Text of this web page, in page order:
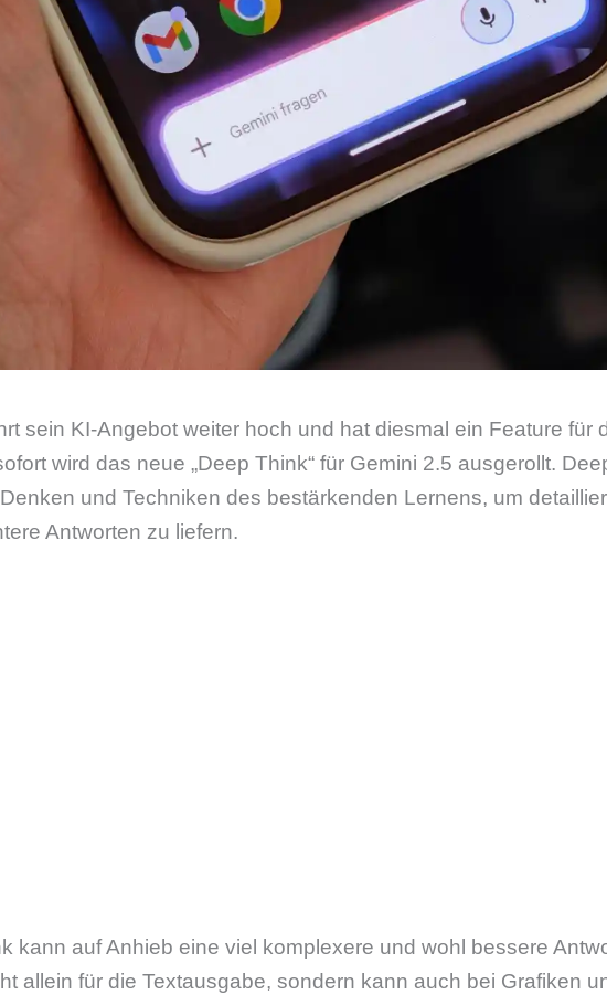
sein KI-Angebot weiter hoch und hat diesmal ein Feature für
wird das neue „Deep Think“ für Gemini 2.5 ausgerollt.
und Techniken des bestärkenden Lernens, um
Antworten zu liefern.
kann auf Anhieb eine viel komplexere und wohl bessere
allein für die Textausgabe, sondern kann auch bei Grafiken